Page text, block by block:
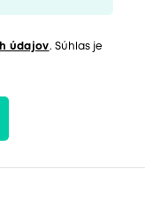
údajov. Súhlas je